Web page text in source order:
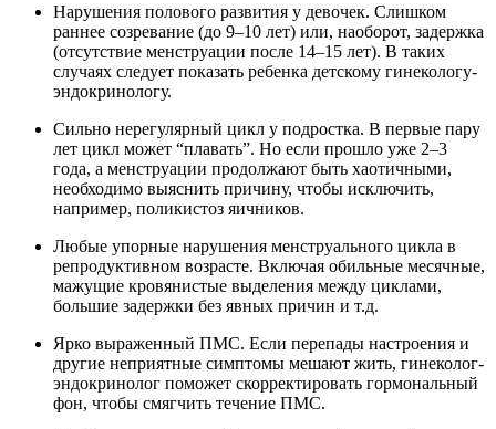
Нарушения полового развития у девочек. Слишком
раннее созревание (до 9–10 лет) или, наоборот, задержка
(отсутствие менструации после 14–15 лет). В таких
случаях следует показать ребенка детскому гинекологу-
эндокринологу.
Сильно нерегулярный цикл у подростка. В первые пару
лет цикл может “плавать”. Но если прошло уже 2–3
года, а менструации продолжают быть хаотичными,
необходимо выяснить причину, чтобы исключить,
например, поликистоз яичников.
Любые упорные нарушения менструального цикла в
репродуктивном возрасте. Включая обильные месячные,
мажущие кровянистые выделения между циклами,
большие задержки без явных причин и т.д.
Ярко выраженный ПМС. Если перепады настроения и
другие неприятные симптомы мешают жить, гинеколог-
эндокринолог поможет скорректировать гормональный
фон, чтобы смягчить течение ПМС.